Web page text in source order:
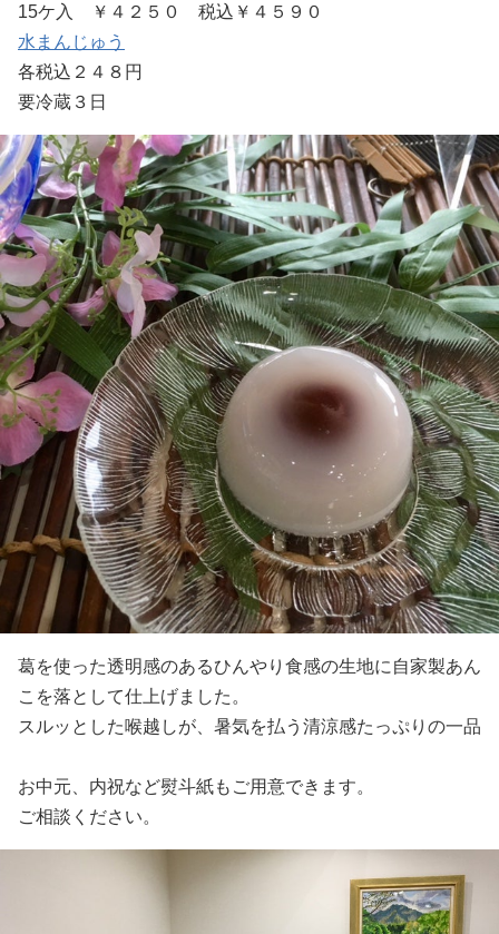
15ケ入 ￥４２５０ 税込￥４５９０
水まんじゅう
各税込２４８円
要冷蔵３日
葛を使った透明感のあるひんやり食感の生地に自家製あん
こを落として仕上げました。
スルッとした喉越しが、暑気を払う清涼感たっぷりの一品
お中元、内祝など熨斗紙もご用意できます。
ご相談ください。